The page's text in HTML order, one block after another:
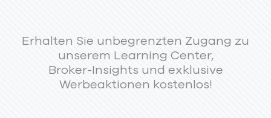
Erhalten Sie unbegrenzten Zugang zu
unserem Learning Center,
Broker-Insights und exklusive
Werbeaktionen kostenlos!